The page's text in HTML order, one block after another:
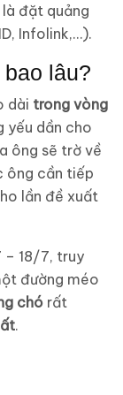
đặt quảng
Infolink,…).
lâu?
dài trong vòng
yếu dần cho
ông sẽ trờ về
ông cần tiếp
lần đề xuất
– 18/7, truy
đường méo
chó rất
.